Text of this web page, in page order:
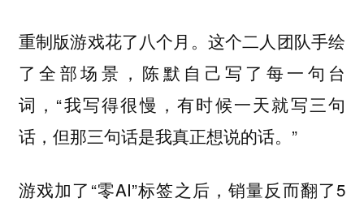
重制版游戏花了八个月。这个二人团队手绘
了全部场景，陈默自己写了每一句台
词，“我写得很慢，有时候一天就写三句
话，但那三句话是我真正想说的话。”
游戏加了“零AI”标签之后，销量反而翻了5